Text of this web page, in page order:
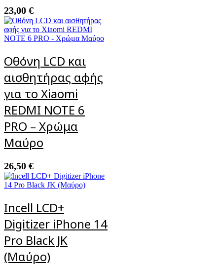
23,00 €
Οθόνη LCD και
αισθητήρας αφής
για το Xiaomi
REDMI NOTE 6
PRO – Χρώμα
Μαύρο
26,50 €
Incell LCD+
Digitizer iPhone 14
Pro Black JK
(Μαύρο)